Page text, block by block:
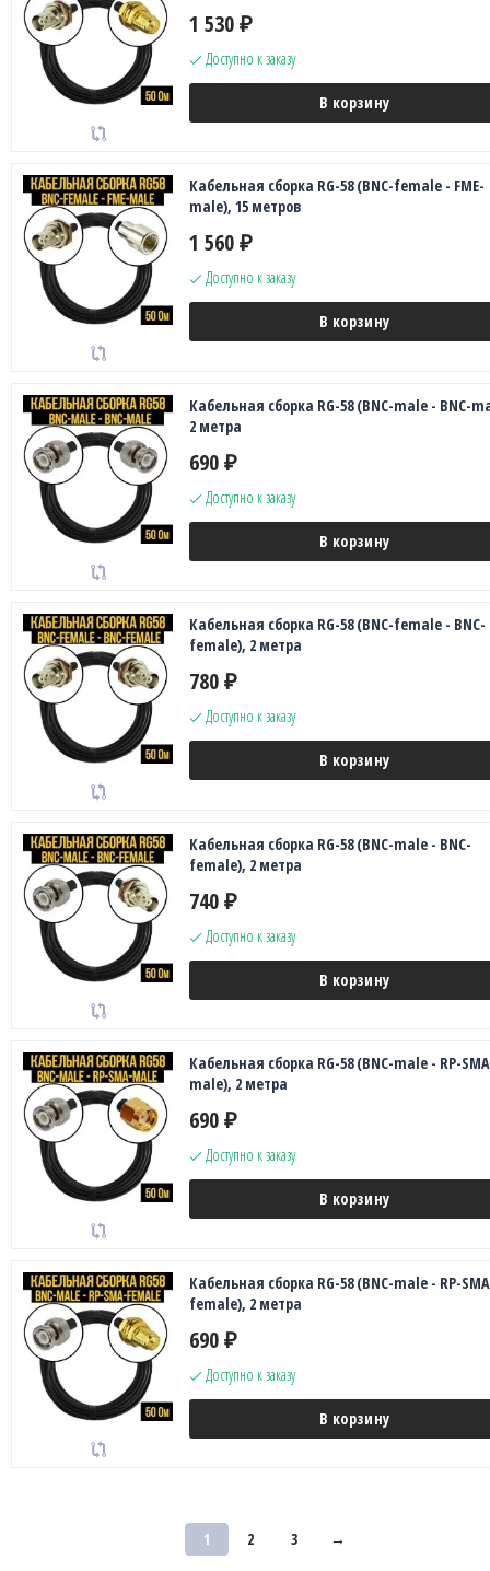
1 530 ₽
Доступно к заказу
В корзину
Кабельная сборка RG-58 (BNC-female - FME-
male), 15 метров
1 560 ₽
Доступно к заказу
В корзину
Кабельная сборка RG-58 (BNC-male - BNC-
2 метра
690 ₽
Доступно к заказу
В корзину
Кабельная сборка RG-58 (BNC-female - BNC-
female), 2 метра
780 ₽
Доступно к заказу
В корзину
Кабельная сборка RG-58 (BNC-male - BNC-
female), 2 метра
740 ₽
Доступно к заказу
В корзину
Кабельная сборка RG-58 (BNC-male - RP-
male), 2 метра
690 ₽
Доступно к заказу
В корзину
Кабельная сборка RG-58 (BNC-male - RP-
female), 2 метра
690 ₽
Доступно к заказу
В корзину
1 2 3 →